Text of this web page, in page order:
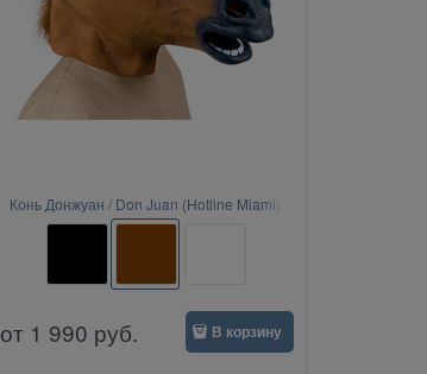
Конь Донжуан / Don Juan (Hotline Miami)
от 1 990 руб. В корзину